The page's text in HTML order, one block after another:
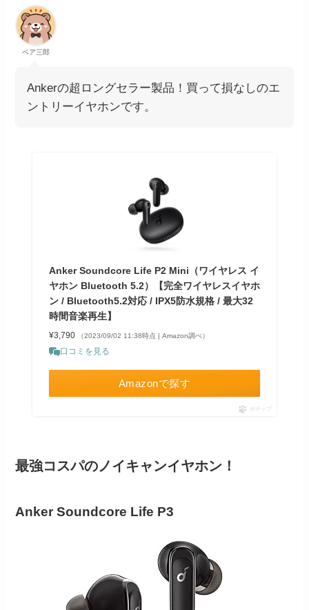
ベア三郎
Ankerの超ロングセラー製品！買って損なしのエ
ントリーイヤホンです。
Anker Soundcore Life P2 Mini（ワイヤレス イ
ヤホン Bluetooth 5.2）【完全ワイヤレスイヤホ
ン / Bluetooth5.2対応 / IPX5防水規格 / 最大32
時間音楽再生】
¥3,790 （2023/09/02 11:38時点 | Amazon調べ）
口コミを見る
Amazonで探す
ポチップ
最強コスパのノイキャンイヤホン！
Anker Soundcore Life P3